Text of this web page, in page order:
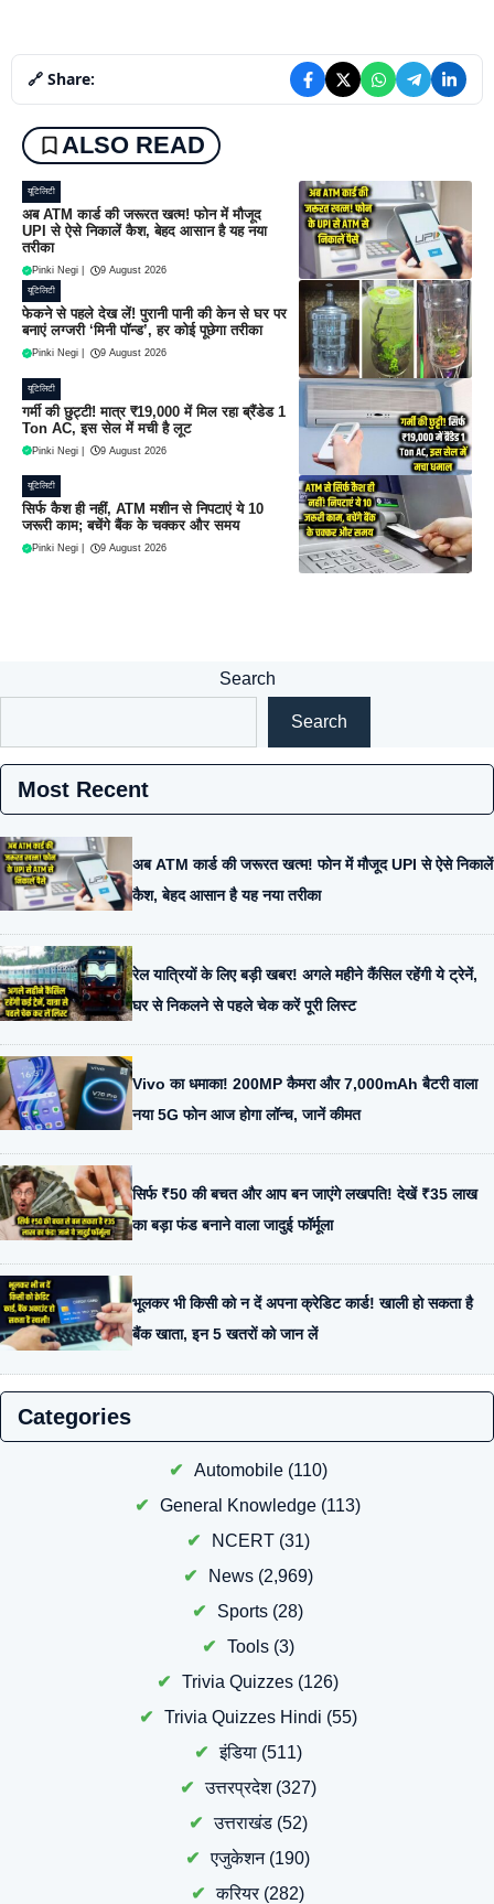
🔗 Share:
ALSO READ
यूटिलिटी
अब ATM कार्ड की जरूरत खत्म! फोन में मौजूद
UPI से ऐसे निकालें कैश, बेहद आसान है यह नया
तरीका
Pinki Negi 9 August 2026
यूटिलिटी
फेकने से पहले देख लें! पुरानी पानी की केन से घर पर
बनाएं लग्जरी ‘मिनी पॉन्ड’, हर कोई पूछेगा तरीका
Pinki Negi 9 August 2026
यूटिलिटी
गर्मी की छुट्टी! मात्र ₹19,000 में मिल रहा ब्रैंडेड 1
Ton AC, इस सेल में मची है लूट
Pinki Negi 9 August 2026
यूटिलिटी
सिर्फ कैश ही नहीं, ATM मशीन से निपटाएं ये 10
जरूरी काम; बचेंगे बैंक के चक्कर और समय
Pinki Negi 9 August 2026
Search
Search
Most Recent
अब ATM कार्ड की जरूरत खत्म! फोन में मौजूद UPI से ऐसे निकालें
कैश, बेहद आसान है यह नया तरीका
रेल यात्रियों के लिए बड़ी खबर! अगले महीने कैंसिल रहेंगी ये ट्रेनें,
घर से निकलने से पहले चेक करें पूरी लिस्ट
Vivo का धमाका! 200MP कैमरा और 7,000mAh बैटरी वाला
नया 5G फोन आज होगा लॉन्च, जानें कीमत
सिर्फ ₹50 की बचत और आप बन जाएंगे लखपति! देखें ₹35 लाख
का बड़ा फंड बनाने वाला जादुई फॉर्मूला
भूलकर भी किसी को न दें अपना क्रेडिट कार्ड! खाली हो सकता है
बैंक खाता, इन 5 खतरों को जान लें
Categories
Automobile(110)
General Knowledge (113)
NCERT(31)
News(2,969)
Sports (28)
Tools(3)
Trivia Quizzes (126)
Trivia Quizzes Hindi (55)
इंडिया(511)
उत्तरप्रदेश(327)
उत्तराखंड(52)
एजुकेशन(190)
करियर(282)